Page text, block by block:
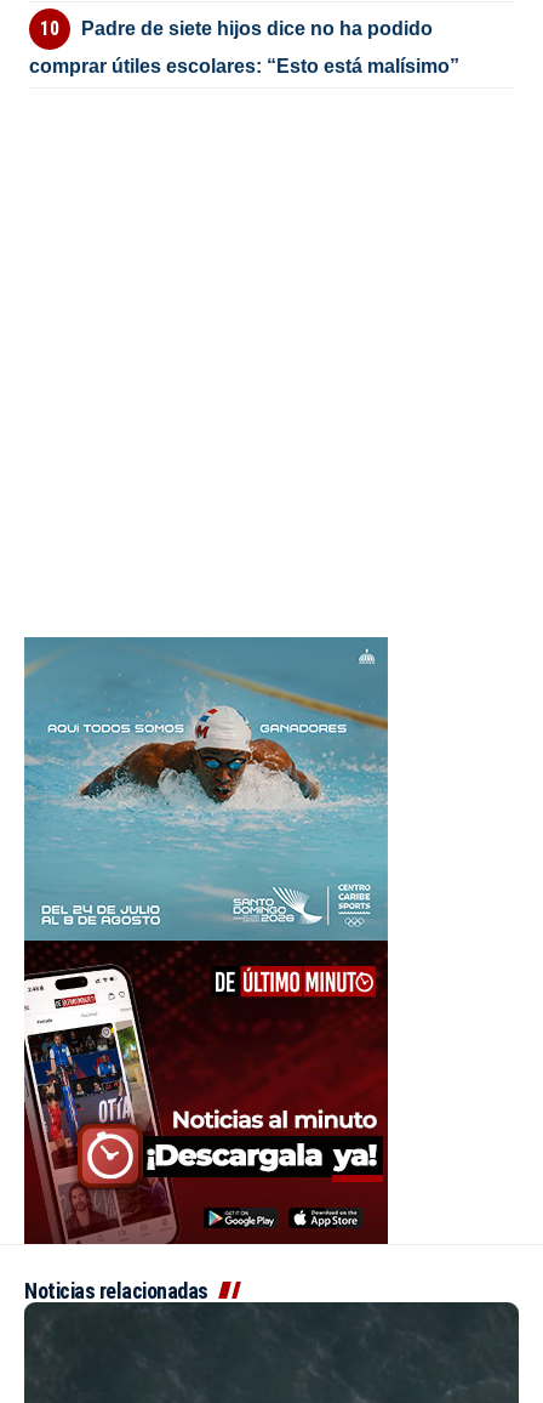
Padre de siete hijos dice no ha podido
comprar útiles escolares: “Esto está malísimo”
Noticias relacionadas